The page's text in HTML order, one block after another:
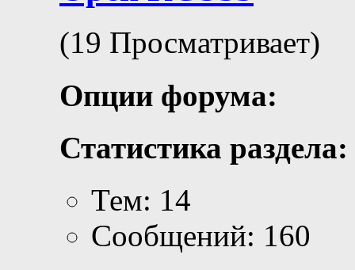
(19 Просматривает)
Опции форума:
Статистика раздела:
Тем: 14
Сообщений: 160